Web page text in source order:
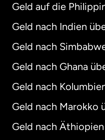
Geld auf die
Geld nach Indien
Geld nach
Geld nach Ghana
Geld nach
Geld nach Marokko
Geld nach